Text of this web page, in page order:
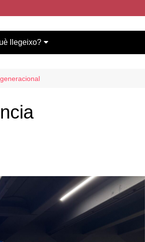
llegeixo?
del concurs